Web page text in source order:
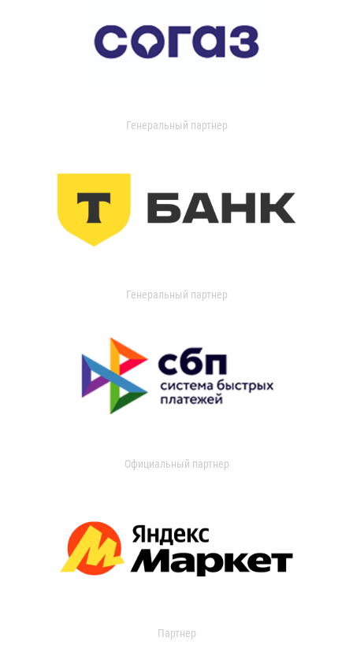
Генеральный партнер
Генеральный партнер
Официальный партнер
Партнер